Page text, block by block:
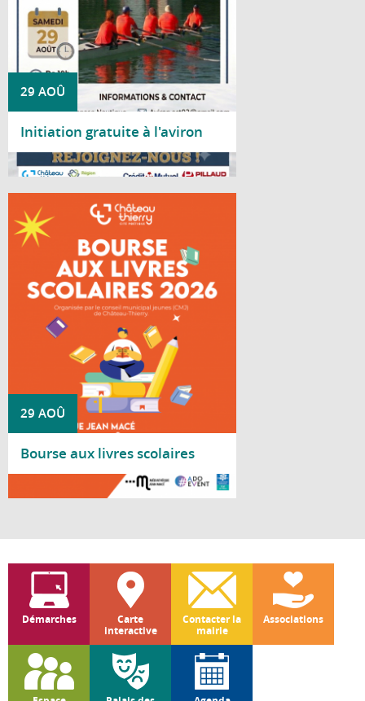
29 AOÛ
Initiation gratuite à l'aviron
Lire la suite
29 AOÛ
Bourse aux livres scolaires
Le Conseil Municipal Jeunes de Château-
Thierry organise une bourse aux livres
scolaires à destination des lycéens.
Lire la suite
Démarches
Carte
interactive
Contacter la
mairie
Associations